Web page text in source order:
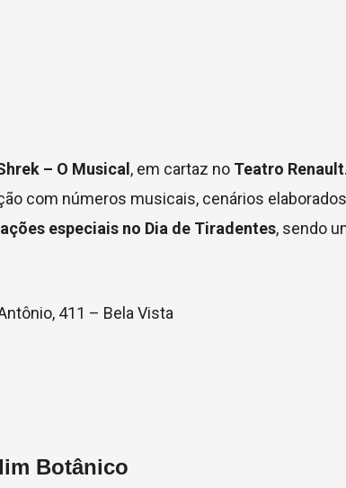
– O Musical , em cartaz no Teatro Renault
com números musicais, cenários
especiais no Dia de Tiradentes, sendo
411 – Bela Vista
Botânico